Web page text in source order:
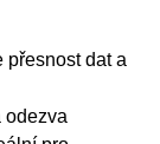
přesnost dat a
odezva